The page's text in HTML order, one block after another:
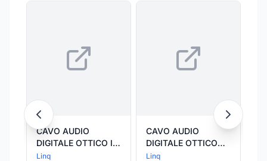
CAVO AUDIO
DIGITALE OTTICO IN
FIBRA OTTICA
Linq
CAVO AUDIO
DIGITALE OTTICO
FIBRA OTTICA
Linq